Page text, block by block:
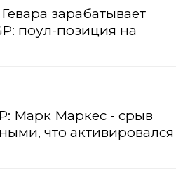
зарабатывает
поул-позиция на
Марк Маркес - срыв
что активировался